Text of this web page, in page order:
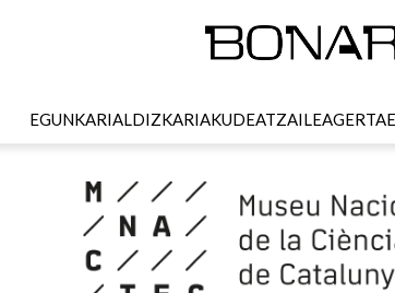
EGUNKARIALDIZKARIAKUDEATZAILEA